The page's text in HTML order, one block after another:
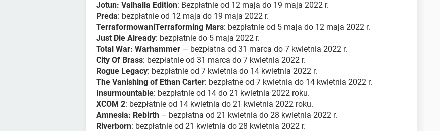
Jotun: Valhalla Edition: Bezpłatnie od 12 maja do 19 maja 2022 r.
Preda: bezpłatnie od 12 maja do 19 maja 2022 r.
TerraformowaniTerraforming Mars: bezpłatnie od 5 maja do 12 maja 2022 r.
Just Die Already: bezpłatnie do 5 maja 2022 r.
Total War: Warhammer — bezpłatna od 31 marca do 7 kwietnia 2022 r.
City Of Brass: bezpłatnie od 31 marca do 7 kwietnia 2022 r.
Rogue Legacy: bezpłatnie od 7 kwietnia do 14 kwietnia 2022 r.
The Vanishing of Ethan Carter: bezpłatne od 7 kwietnia do 14 kwietnia 2022 r.
Insurmountable: bezpłatnie od 14 do 21 kwietnia 2022 roku.
XCOM 2: bezpłatnie od 14 kwietnia do 21 kwietnia 2022 roku.
Amnesia: Rebirth – bezpłatna od 21 kwietnia do 28 kwietnia 2022 r.
Riverborn: bezpłatnie od 21 kwietnia do 28 kwietnia 2022 r.